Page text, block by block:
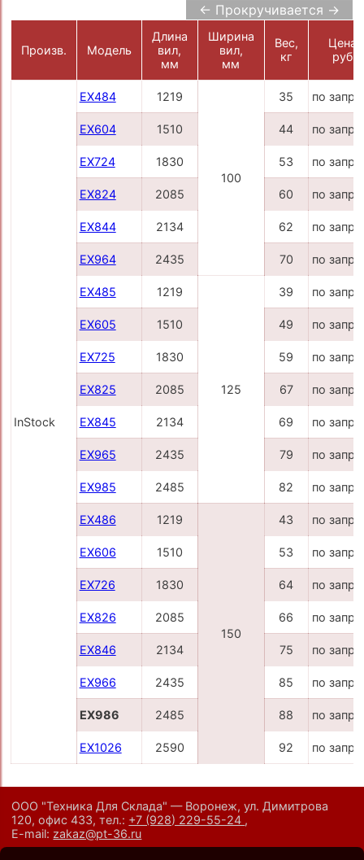
← Прокручивается →
Произв. Модель
Длина
вил,
мм
Ширина
вил,
мм
Вес,
кг
Цена,
руб.
InStock
EX484 1219
100
35 по
EX604 1510 44 по
EX724 1830 53 по
EX824 2085 60 по
EX844 2134 62 по
EX964 2435 70 по
EX485 1219
125
39 по
EX605 1510 49 по
EX725 1830 59 по
EX825 2085 67 по
EX845 2134 69 по
EX965 2435 79 по
EX985 2485 82 по
EX486 1219
150
43 по
EX606 1510 53 по
EX726 1830 64 по
EX826 2085 66 по
EX846 2134 75 по
EX966 2435 85 по
EX986 2485 88 по
EX1026 2590 92 по
ООО "Техника Для Склада" — Воронеж, ул. Димитрова
120, офис 433,тел.: +7 (928) 229-55-24 ,
E-mail: zakaz@pt-36.ru